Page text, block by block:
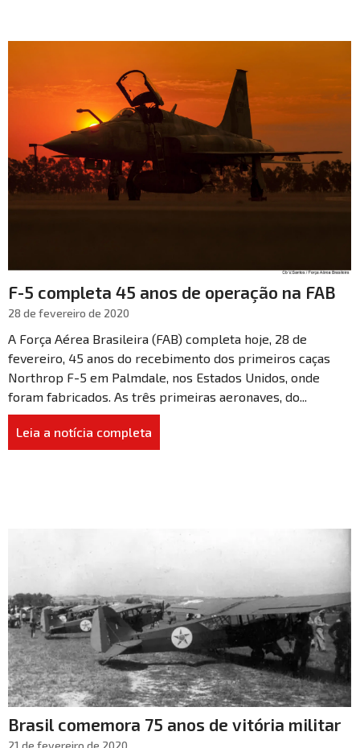
F-5 completa 45 anos de operação na FAB
28 de fevereiro de 2020
A Força Aérea Brasileira (FAB) completa hoje, 28 de
fevereiro, 45 anos do recebimento dos primeiros caças
Northrop F-5 em Palmdale, nos Estados Unidos, onde
foram fabricados. As três primeiras aeronaves, do...
Leia a notícia completa
Brasil comemora 75 anos de vitória militar